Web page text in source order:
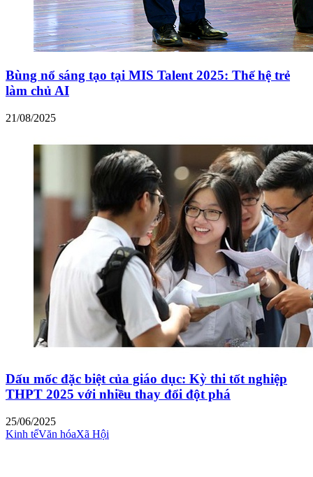
Bùng nổ sáng tạo tại MIS Talent 2025: Thế hệ trẻ
làm chủ AI
21/08/2025
Dấu mốc đặc biệt của giáo dục: Kỳ thi tốt nghiệp
THPT 2025 với nhiều thay đổi đột phá
25/06/2025
Kinh tếVăn hóaXã Hội